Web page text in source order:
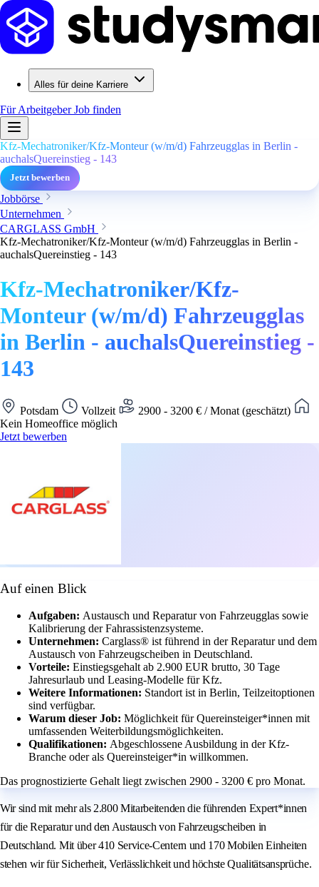
Alles für deine Karriere
Für ArbeitgeberJob finden
Kfz-Mechatroniker/Kfz-Monteur (w/m/d) Fahrzeugglas in Berlin -
auchalsQuereinstieg - 143
Jetzt bewerben
Jobbörse
Unternehmen
CARGLASS GmbH
Kfz-Mechatroniker/Kfz-Monteur (w/m/d) Fahrzeugglas in Berlin -
auchalsQuereinstieg - 143
Kfz-Mechatroniker/Kfz-
Monteur (w/m/d) Fahrzeugglas
in Berlin - auchalsQuereinstieg -
143
Potsdam Vollzeit
2900 - 3200 € / Monat (geschätzt)
Kein Homeoffice möglich
Jetzt bewerben
Auf einen Blick
Aufgaben: Austausch und Reparatur von Fahrzeugglas sowie
Kalibrierung der Fahrassistenzsysteme.
Unternehmen: Carglass® ist führend in der Reparatur und dem
Austausch von Fahrzeugscheiben in Deutschland.
Vorteile: Einstiegsgehalt ab 2.900 EUR brutto, 30 Tage
Jahresurlaub und Leasing-Modelle für Kfz.
Weitere Informationen: Standort ist in Berlin, Teilzeitoptionen
sind verfügbar.
Warum dieser Job: Möglichkeit für Quereinsteiger*innen mit
umfassenden Weiterbildungsmöglichkeiten.
Qualifikationen: Abgeschlossene Ausbildung in der Kfz-
Branche oder als Quereinsteiger*in willkommen.
Das prognostizierte Gehalt liegt zwischen 2900 - 3200 € pro Monat.
Wir sind mit mehr als 2.800 Mitarbeitenden die führenden Expert*innen
für die Reparatur und den Austausch von Fahrzeugscheiben in
Deutschland. Mit über 410 Service-Centern und 170 Mobilen Einheiten
stehen wir für Sicherheit, Verlässlichkeit und höchste Qualitätsansprüche.